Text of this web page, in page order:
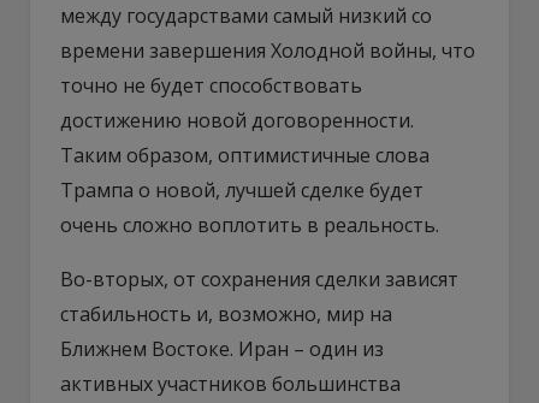
между государствами самый низкий со
времени завершения Холодной войны, что
точно не будет способствовать
достижению новой договоренности.
Таким образом, оптимистичные слова
Трампа о новой, лучшей сделке будет
очень сложно воплотить в реальность.
Во-вторых, от сохранения сделки зависят
стабильность и, возможно, мир на
Ближнем Востоке. Иран – один из
активных участников большинства